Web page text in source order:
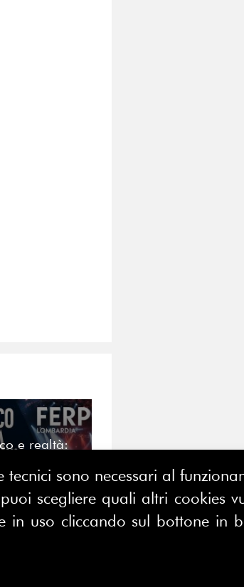
e realtà:
come leva
per i
della
sono necessari al
scegliere quali altri cookies
in uso cliccando sul bottone in